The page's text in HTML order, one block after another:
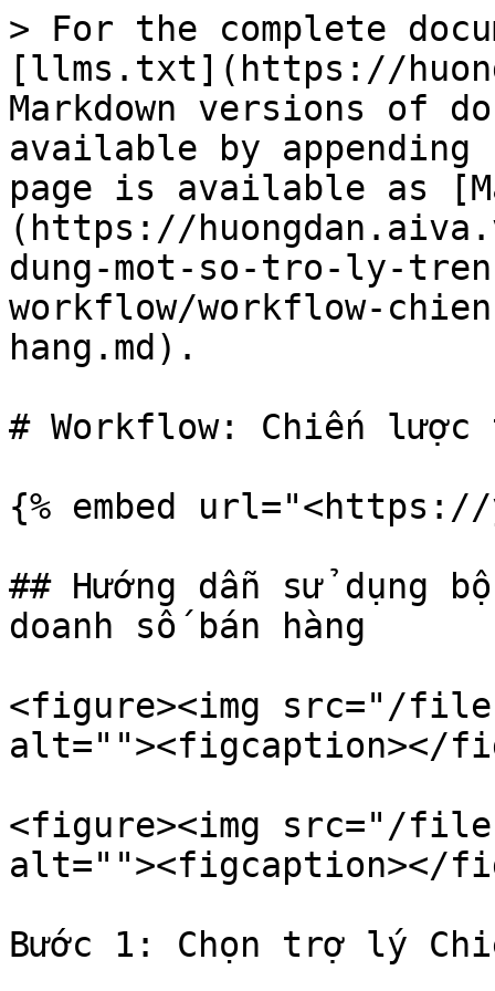
> For the complete
[llms.txt](https://
Markdown versions of
available by
page is available as
(https://
dung-mot-so-tro-ly-
workflow/workflow-
hang.md).
# Workflow: Chiến lược
{% embed url="<https://
## Hướng dẫn sử dụng
doanh số bán hàng
<figure><img src="/files/
alt=""><figcaption></
<figure><img src="/
alt=""><figcaption></
Bước 1: Chọn trợ lý